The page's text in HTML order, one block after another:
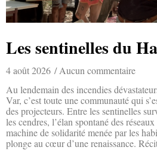
Les sentinelles du
4 août 2026
Aucun commentaire
Au lendemain des incendies
Var, c’est toute une communauté qui
des projecteurs. Entre les sentinelles
les cendres, l’élan spontané des
machine de solidarité menée par les
plonge au cœur d’une renaissance.